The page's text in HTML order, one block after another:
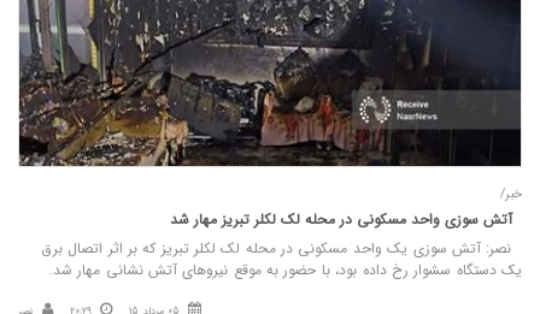
خبر/
آتش‌ سوزی واحد مسکونی در محله لک‌ لکلر تبریز مهار شد
نصر: آتش‌ سوزی یک واحد مسکونی در محله لک‌ لکلر تبریز که بر اثر اتصال برق
یک دستگاه سشوار رخ داده بود، با حضور به‌ موقع نیروهای آتش‌ نشانی مهار شد.